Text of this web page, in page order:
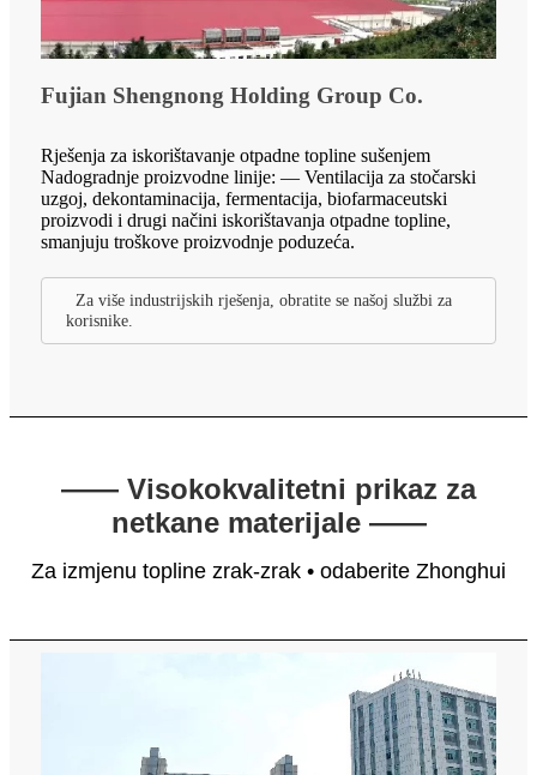
Fujian Shengnong Holding Group Co.
Rješenja za iskorištavanje otpadne topline sušenjem
Nadogradnje proizvodne linije: — Ventilacija za stočarski
uzgoj, dekontaminacija, fermentacija, biofarmaceutski
proizvodi i drugi načini iskorištavanja otpadne topline,
smanjuju troškove proizvodnje poduzeća.
Za više industrijskih rješenja, obratite se našoj službi za
korisnike.
—— Visokokvalitetni prikaz za
netkane materijale ——
Za izmjenu topline zrak-zrak • odaberite Zhonghui